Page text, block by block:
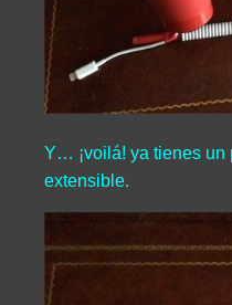
Y… ¡voilá! ya tienes un
extensible.